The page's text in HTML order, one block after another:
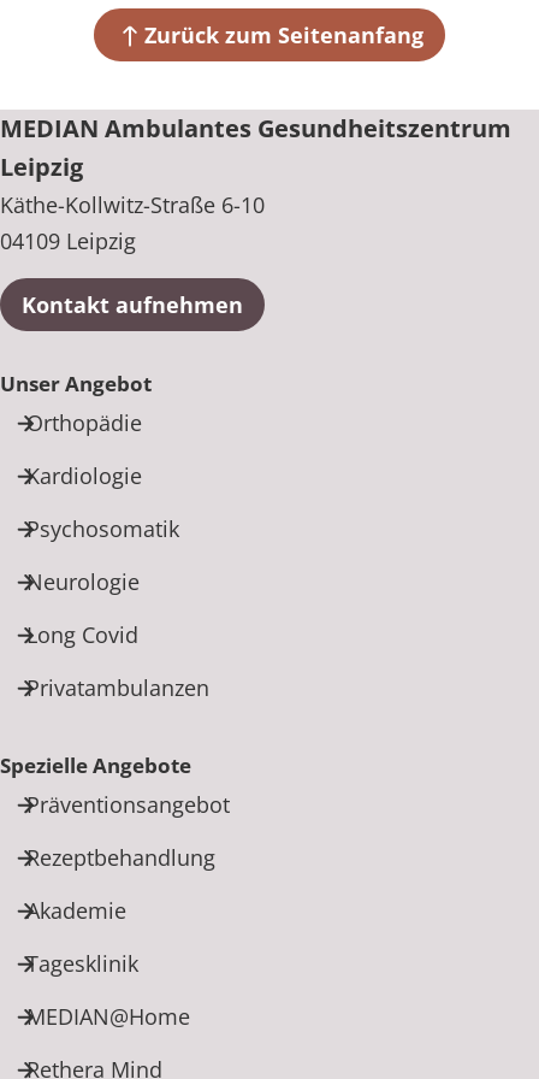
04109 LeipzigZurück zum Seitenanfang
MEDIAN Ambulantes Gesundheitszentrum
Leipzig
Käthe-Kollwitz-Straße 6-10
04109 Leipzig
Kontakt aufnehmen
Unser Angebot
Orthopädie
Kardiologie
Psychosomatik
Neurologie
Long Covid
Privatambulanzen
Spezielle Angebote
Präventionsangebot
Rezeptbehandlung
Akademie
Tagesklinik
MEDIAN@Home
Rethera Mind